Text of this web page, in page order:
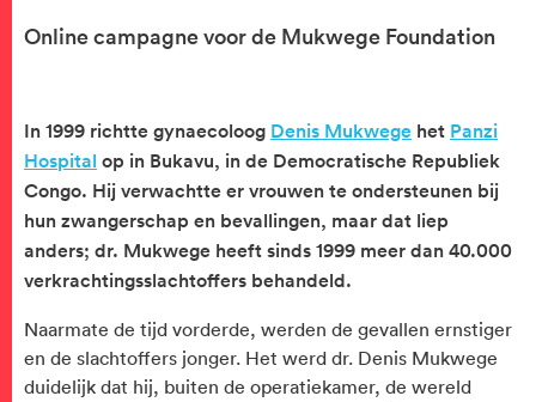
Online campagne voor de Mukwege Foundation
In 1999 richtte gynaecoloog Denis Mukwege het Panzi
Hospital op in Bukavu, in de Democratische Republiek
Congo. Hij verwachtte er vrouwen te ondersteunen bij
hun zwangerschap en bevallingen, maar dat liep
anders; dr. Mukwege heeft sinds 1999 meer dan 40.000
verkrachtingsslachtoffers behandeld.
Naarmate de tijd vorderde, werden de gevallen ernstiger
en de slachtoffers jonger. Het werd dr. Denis Mukwege
duidelijk dat hij, buiten de operatiekamer, de wereld